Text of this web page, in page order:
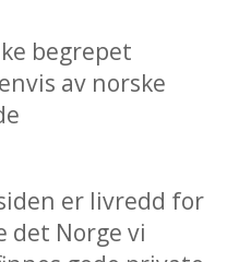
begrepet
av norske
er livredd for
det Norge vi